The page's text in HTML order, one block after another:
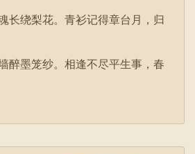
长绕梨花。青衫记得章台月，归
醉墨笼纱。相逢不尽平生事，春